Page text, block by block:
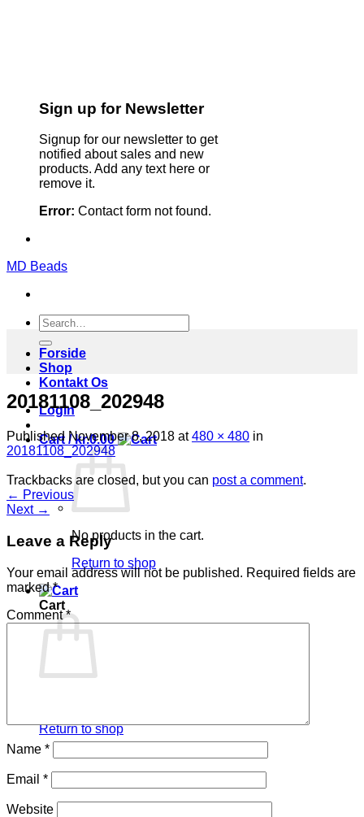
Sign up for Newsletter
Signup for our newsletter to get
notified about sales and new
products. Add any text here or
remove it.
Error: Contact form not found.
MD Beads
Search
for:
Forside
Shop
Kontakt Os
Login
Cart /kr.0.00
No products in the cart.
Return to shop
Cart
Return to shop
20181108_202948
Published November 8, 2018 at480 × 480 in
20181108_202948
Trackbacks are closed, but you can post a comment.
← Previous
Next →
Leave a Reply
Your email address will not be published. Required fields are
marked*
Comment*
Name *
Email *
Website